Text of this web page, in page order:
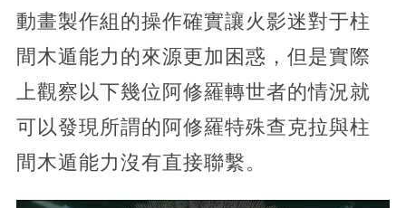
動畫製作組的操作確實讓火影迷對于柱
間木遁能力的來源更加困惑，但是實際
上觀察以下幾位阿修羅轉世者的情況就
可以發現所謂的阿修羅特殊查克拉與柱
間木遁能力沒有直接聯繫。